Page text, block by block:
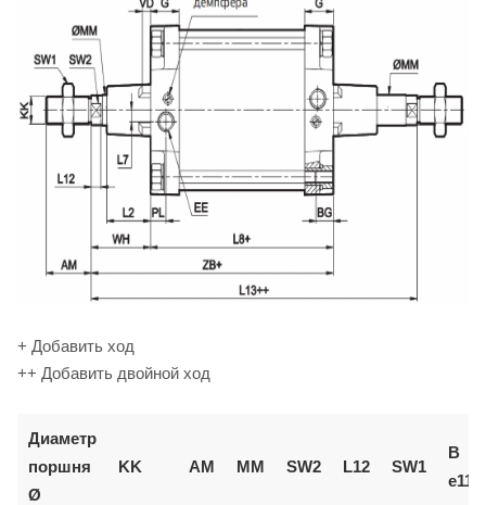
+ Добавить ход
++ Добавить двойной ход
Диаметр
поршня
Ø
KK AM ММ SW2 L12 SW1
В
e11